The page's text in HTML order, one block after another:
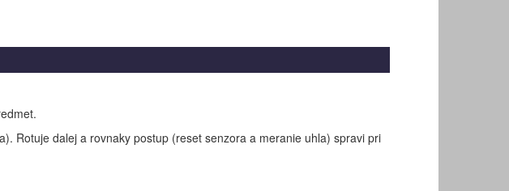
Rotuje dalej a rovnaky postup (reset senzora a meranie uhla) spravi pri